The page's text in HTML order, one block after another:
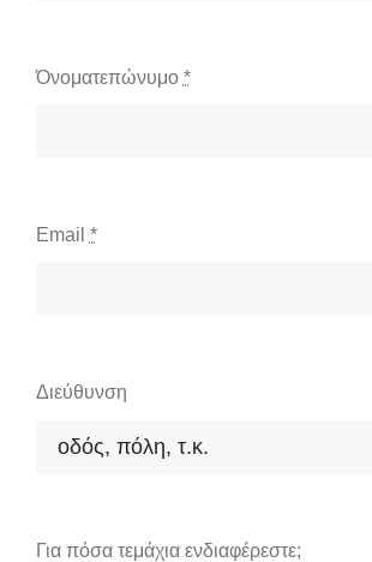
Όνοματεπώνυμο *
Email *
Διεύθυνση
Για πόσα τεμάχια ενδιαφέρεστε;